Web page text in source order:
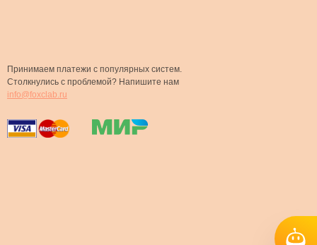
Принимаем платежи с популярных систем.
Столкнулись с проблемой? Напишите нам
info@foxclab.ru